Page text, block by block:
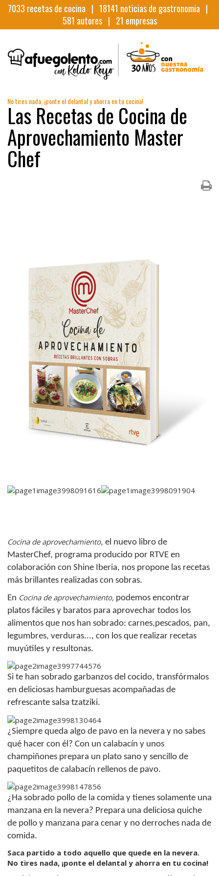
7033 recetas de cocina | 18141 noticias de gastronomia |
581 autores | 21 empresas
No tires nada, ¡ponte el delantal y ahorra en tu cocina!
Las Recetas de Cocina de
Aprovechamiento Master
Chef
Cocina de aprovechamiento, el nuevo libro de
MasterChef, programa producido por RTVE en
colaboración con Shine Iberia, nos propone las recetas
más brillantes realizadas con sobras.
En Cocina de aprovechamiento, podemos encontrar
platos fáciles y baratos para aprovechar todos los
alimentos que nos han sobrado: carnes,pescados, pan,
legumbres, verduras..., con los que realizar recetas
muyútiles y resultonas.
Si te han sobrado garbanzos del cocido, transfórmalos
en deliciosas hamburguesas acompañadas de
refrescante salsa tzatziki.
¿Siempre queda algo de pavo en la nevera y no sabes
qué hacer con él? Con un calabacín y unos
champiñones prepara un plato sano y sencillo de
paquetitos de calabacín rellenos de pavo.
¿Ha sobrado pollo de la comida y tienes solamente una
manzana en la nevera? Prepara una deliciosa quiche
de pollo y manzana para cenar y no derroches nada de
comida.
Saca partido a todo aquello que quede en la nevera.
No tires nada, ¡ponte el delantal y ahorra en tu cocina!